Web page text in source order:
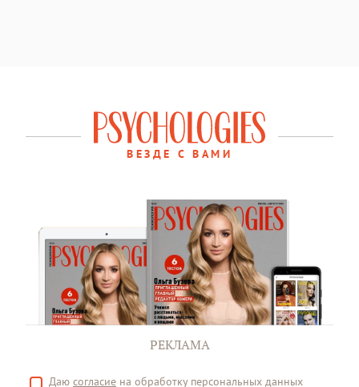
ВЕЗДЕ С ВАМИ
РЕКЛАМА
Даю согласие на обработку персональных данных